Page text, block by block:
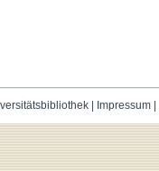
| Impressum|